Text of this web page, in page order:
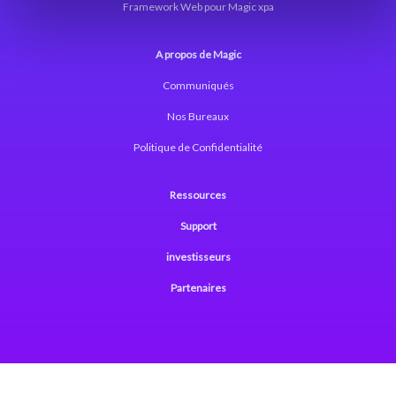
Framework Web pour Magic xpa
A propos de Magic
Communiqués
Nos Bureaux
Politique de Confidentialité
Ressources
Support
investisseurs
Partenaires